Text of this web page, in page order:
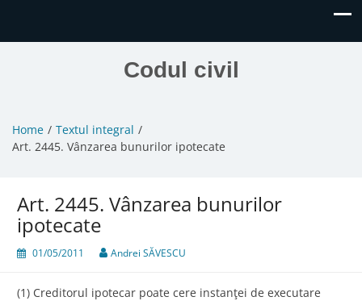
Codul civil
Home
Textul integral
Art. 2445. Vânzarea bunurilor ipotecate
Art. 2445. Vânzarea bunurilor
ipotecate
01/05/2011 Andrei SĂVESCU
(1) Creditorul ipotecar poate cere instanţei de executare